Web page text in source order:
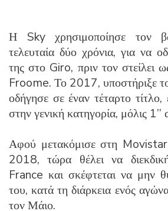
Η Sky χρησιμοποίησε τον
τελευταία δύο χρόνια, για να
της στο Giro, πριν τον στείλει
Froome. Το 2017, υποστήριξε
οδήγησε σε έναν τέταρτο
στην γενική κατηγορία, μόλις
Αφού μετακόμισε στη
2018, τώρα θέλει να
France και σκέφτεται να μην
του, κατά τη διάρκεια ενός
τον Μάιο.